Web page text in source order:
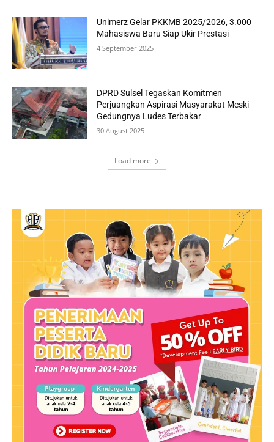
Unimerz Gelar PKKMB 2025/2026, 3.000
Mahasiswa Baru Siap Ukir Prestasi
4 September 2025
DPRD Sulsel Tegaskan Komitmen
Perjuangkan Aspirasi Masyarakat Meski
Gedungnya Ludes Terbakar
30 August 2025
Load more